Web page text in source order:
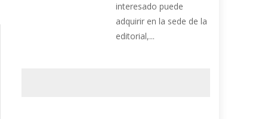
interesado puede
adquirir en la sede de la
editorial,...